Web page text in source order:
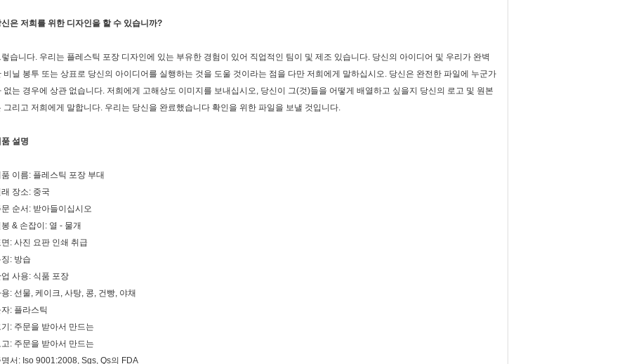
은 저희를 위한 디자인을 할 수 있습니까?
습니다. 우리는 플레스틱 포장 디자인에 있는 부유한 경험이 있어 직업적인 팀이 및 제조 있습니다. 당신의 아이디어 및 우리가 완벽
비닐 봉투 또는 상표로 당신의 아이디어를 실행하는 것을 도울 것이라는 점을 다만 저희에게 말하십시오. 당신은 완전한 파일에 누군가
없는 경우에 상관 없습니다. 저희에게 고해상도 이미지를 보내십시오, 당신이 그(것)들을 어떻게 배열하고 싶을지 당신의 로고 및 원본
그리고 저희에게 말합니다. 우리는 당신을 완료했습니다 확인을 위한 파일을 보낼 것입니다.
설명
이름: 플레스틱 포장 부대
장소: 중국
순서: 받아들이십시오
& 손잡이: 열 - 물개
: 사진 요판 인쇄 취급
: 방습
사용: 식품 포장
: 선물, 케이크, 사탕, 콩, 건빵, 야채
: 플라스틱
: 주문을 받아서 만드는
: 주문을 받아서 만드는
서: Iso 9001:2008, Sgs, Qs의 FDA